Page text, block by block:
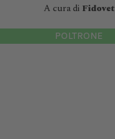
A cura di Fidovet
POLTRONE